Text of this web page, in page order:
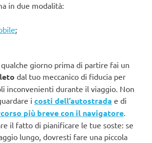
in due modalità:
;
giorno prima di partire fai un
dal tuo meccanico di fiducia per
inconvenienti durante il viaggio. Non
i costi dell’autostrada e di
più breve con il navigatore.
il fatto di pianificare le tue soste: se
lungo, dovresti fare una piccola